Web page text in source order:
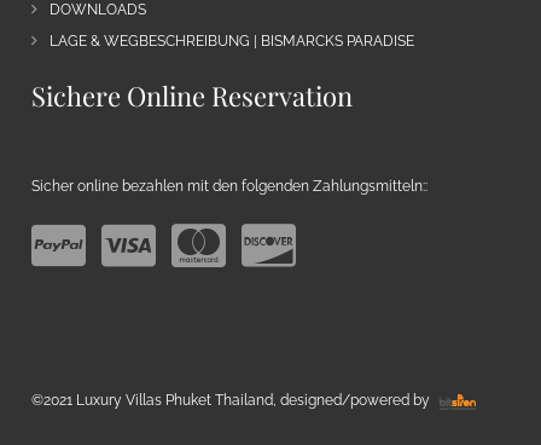
DOWNLOADS
LAGE & WEGBESCHREIBUNG | BISMARCKS PARADISE
Sichere Online Reservation
Sicher online bezahlen mit den folgenden Zahlungsmitteln::
©2021 Luxury Villas Phuket Thailand, designed/powered by